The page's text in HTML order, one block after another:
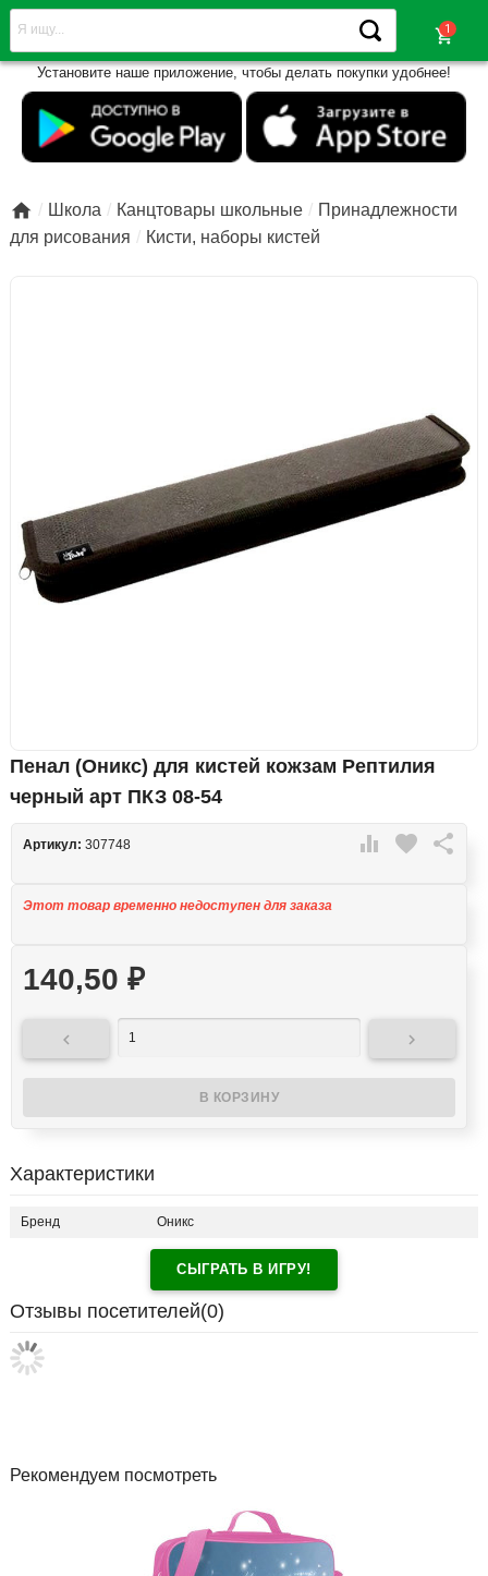
shopping_cart
Установите наше приложение, чтобы делать покупки удобнее!
 Школа Канцтовары школьные
Принадлежности
для рисования
Кисти, наборы кистей
Пенал (Оникс) для кистей кожзам Рептилия
черный арт ПКЗ 08-54
 favorite 
Артикул: 307748
Этот товар временно недоступен для заказа
140,50 ₽
 
Характеристики
Бренд Оникс
СЫГРАТЬ В ИГРУ!
Отзывы посетителей(0)
Рекомендуем посмотреть